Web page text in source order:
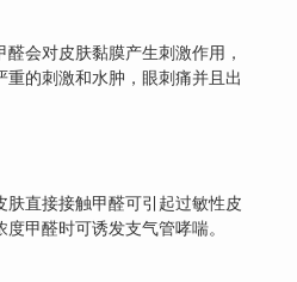
会对皮肤黏膜产生刺激作用，
的刺激和水肿，眼刺痛并且出
肤直接接触甲醛可引起过敏性皮
甲醛时可诱发支气管哮喘。